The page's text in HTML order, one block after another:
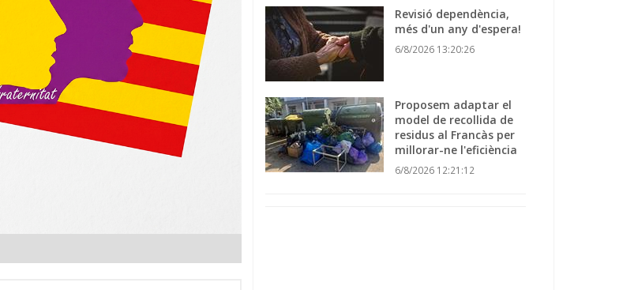
Revisió dependència,
més d'un any d'espera!
6/8/2026 13:20:26
Proposem adaptar el
model de recollida de
residus al Francàs per
millorar-ne l'eficiència
6/8/2026 12:21:12